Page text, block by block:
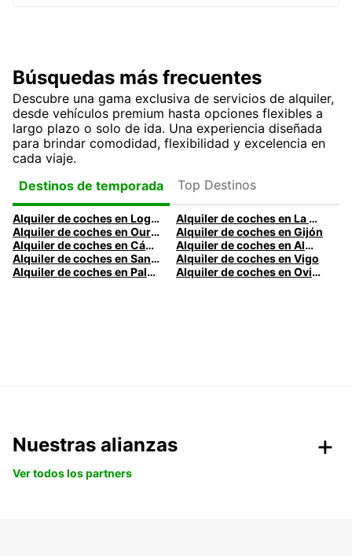
Búsquedas más frecuentes
Descubre una gama exclusiva de servicios de alquiler,
desde vehículos premium hasta opciones flexibles a
largo plazo o solo de ida. Una experiencia diseñada
para brindar comodidad, flexibilidad y excelencia en
cada viaje.
Destinos de temporada
Top Destinos
Alquiler de coches en Logroño
Alquiler de coches en La Coruña
Alquiler de coches en Ourense
Alquiler de coches en Gijón
Alquiler de coches en Cádiz
Alquiler de coches en Almería
Alquiler de coches en Santander
Alquiler de coches en Vigo
Alquiler de coches en Palma
Alquiler de coches en Oviedo
Nuestras alianzas
Ver todos los partners